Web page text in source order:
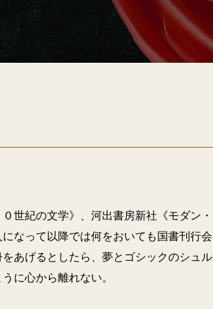
世紀の文学》、河出書房新社《モダン・
なって以降では何をおいても国書刊行会
あげるとしたら、夢とゴシックのシュル
に心から離れない。